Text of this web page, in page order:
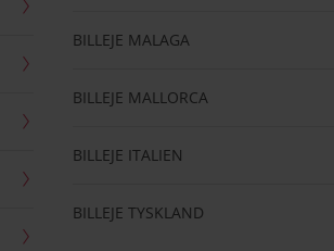
BILLEJE MALAGA
BILLEJE MALLORCA
BILLEJE ITALIEN
BILLEJE TYSKLAND